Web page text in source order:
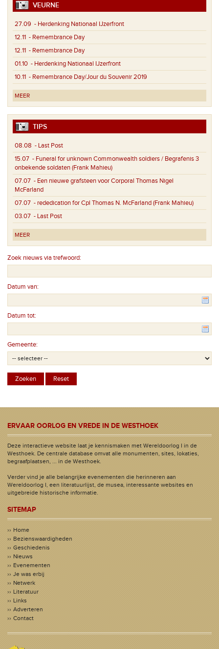
VEURNE
27.09 - Herdenking Nationaal IJzerfront
12.11 - Remembrance Day
12.11 - Remembrance Day
01.10 - Herdenking Nationaal IJzerfront
10.11 - Remembrance Day/Jour du Souvenir 2019
MEER
TIPS
08.08 - Last Post
15.07 - Funeral for unknown Commonwealth soldiers / Begrafenis 3
onbekende soldaten (Frank Mahieu)
07.07 - Een nieuwe grafsteen voor Corporal Thomas Nigel
McFarland
07.07 - rededication for Cpl Thomas N. McFarland (Frank Mahieu)
03.07 - Last Post
MEER
Zoek nieuws via trefwoord:
Datum van:
Datum tot:
Gemeente:
ERVAAR OORLOG EN VREDE IN DE WESTHOEK
Deze interactieve website laat je kennismaken met Wereldoorlog I in de
Westhoek. De centrale database omvat alle monumenten, sites, lokaties,
begraafplaatsen, ... in de Westhoek.
Verder vind je alle belangrijke evenementen die herinneren aan
Wereldoorlog I, een literatuurlijst, de musea, interessante websites en
uitgebreide historische informatie.
SITEMAP
Home
Bezienswaardigheden
Geschiedenis
Nieuws
Evenementen
Je was erbij
Netwerk
Literatuur
Links
Adverteren
Contact